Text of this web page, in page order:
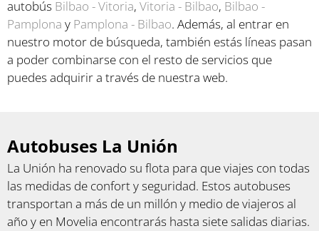
autobús Bilbao - Vitoria, Vitoria - Bilbao, Bilbao -
Pamplona y Pamplona - Bilbao. Además, al entrar en
nuestro motor de búsqueda, también estás líneas pasan
a poder combinarse con el resto de servicios que
puedes adquirir a través de nuestra web.
Autobuses La Unión
La Unión ha renovado su flota para que viajes con todas
las medidas de confort y seguridad. Estos autobuses
transportan a más de un millón y medio de viajeros al
año y en Movelia encontrarás hasta siete salidas diarias.